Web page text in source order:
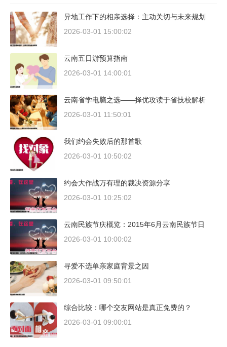
异地工作下的相亲选择：主动关切与未来规划
2026-03-01 15:00:02
云南五日游预算指南
2026-03-01 14:00:01
云南省学电脑之选——择优攻读于省技校解析
2026-03-01 11:50:01
我们约会失败后的那首歌
2026-03-01 10:50:02
约会大作战万有理的裁决资源分享
2026-03-01 10:25:02
云南民族节庆概览：2015年6月云南民族节日
2026-03-01 10:00:02
寻爱不选单亲家庭背景之因
2026-03-01 09:50:01
综合比较：哪个交友网站是真正免费的？
2026-03-01 09:00:01